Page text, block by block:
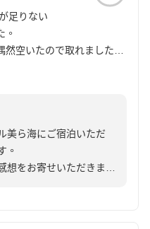
のこと、充実した沖縄旅
を光栄に存じます。
ことに加え、ファミリー
ビスにもご満足いただけ
しく思っております。
便をお掛けする点もござ
足りない
。
然空いたので取れました
ンクやポップコーンにお
など、とにかく素晴らしか
夜ブュッフェはお酒もフリ
美ら海にご宿泊いただ
。
想をお寄せいただきまし